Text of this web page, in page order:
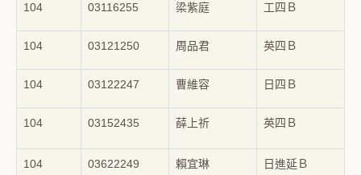
104 03116255 梁紫庭 工四Ｂ
104 03121250 周品君 英四Ｂ
104 03122247 曹維容 日四Ｂ
104 03152435 薛上祈 英四Ｂ
104 03622249 賴宜琳 日進延Ｂ